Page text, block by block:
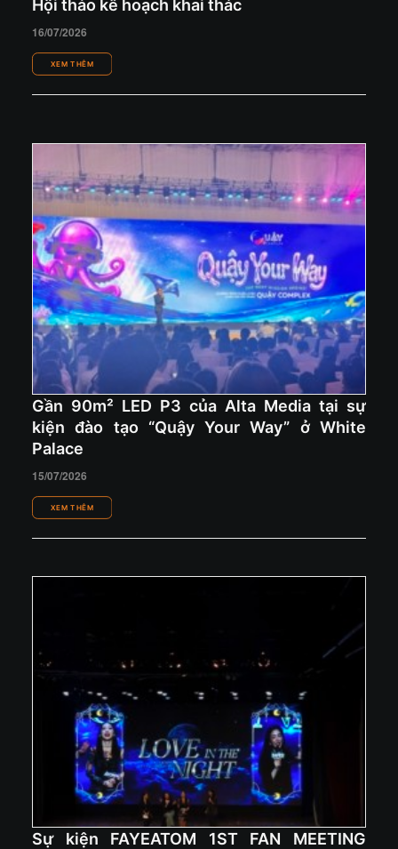
Hội thảo kế hoạch khai thác
16/07/2026
Gần 90m² LED P3 của Alta Media tại sự
kiện đào tạo “Quậy Your Way” ở White
Palace
15/07/2026
Sự kiện FAYEATOM 1ST FAN MEETING